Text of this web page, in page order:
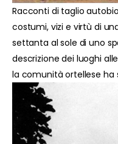
Racconti di taglio
costumi, vizi e virtù di
settanta al sole di uno
descrizione dei luoghi
la comunità ortellese ha